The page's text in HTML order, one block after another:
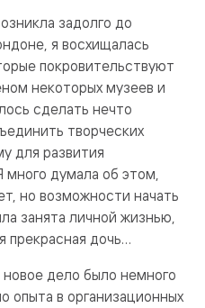
задолго до
я восхищалась
покровительствуют
некоторых музеев и
сделать нечто
творческих
для развития
много думала об этом,
но возможности начать
занята личной жизнью,
прекрасная дочь…
дело было немного
опыта в организационных